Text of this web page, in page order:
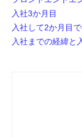
入社3か月目
入社して2か月目
入社までの経緯と